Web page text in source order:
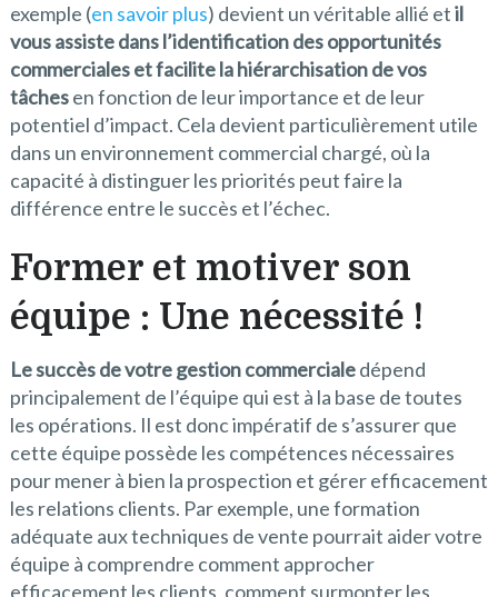
exemple (en savoir plus) devient un véritable allié etil
vous assiste dans l’identification des opportunités
commerciales et facilite la hiérarchisation de vos
tâchesen fonction de leur importance et de leur
potentiel d’impact. Cela devient particulièrement utile
dans un environnement commercial chargé, où la
capacité à distinguer les priorités peut faire la
différence entre le succès et l’échec.
Former et motiver son
équipe : Une nécessité !
Le succès de votre gestion commercialedépend
principalement de l’équipe qui est à la base de toutes
les opérations. Il est donc impératif de s’assurer que
cette équipe possède les compétences nécessaires
pour mener à bien la prospection et gérer efficacement
les relations clients. Par exemple, une formation
adéquate aux techniques de vente pourrait aider votre
équipe à comprendre comment approcher
efficacement les clients, comment surmonter les